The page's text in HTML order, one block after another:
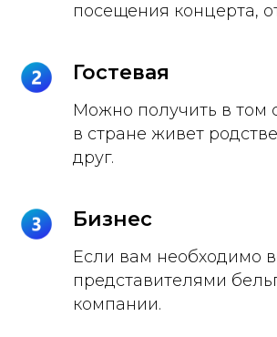
посещения концерта,
Гостевая
Можно получить в том
в стране живет
друг.
Бизнес
Если вам необходимо
представителями
компании.